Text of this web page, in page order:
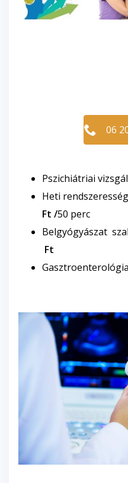
06
Pszichiátriai
Heti
Ft /50 perc
Belgyógyászat
Ft